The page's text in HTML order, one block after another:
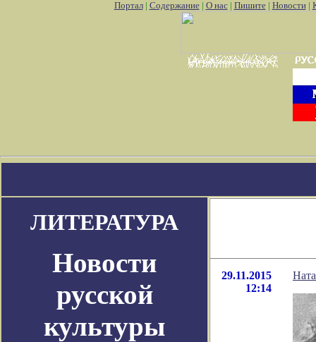
Портал| Содержание| О нас| Пишите| Новости|
ЛИТЕРАТУРА
Новости
русской
культуры
29.11.2015
12:14